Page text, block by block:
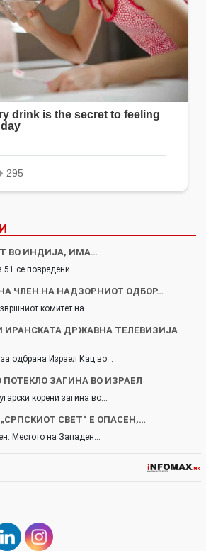
ВО ИНДИЈА, ИМА…
51 се повредени…
ЧЛЕН НА НАДЗОРНИОТ ОДБОР…
комитет на…
ИРАНСКАТА ДРЖАВНА ТЕЛЕВИЗИЈА
за одбрана Израел Кац во…
ПОТЕКЛО ЗАГИНА ВО ИЗРАЕЛ
корени загина во…
СВЕТ“ Е ОПАСЕН,…
Местото на Западен…